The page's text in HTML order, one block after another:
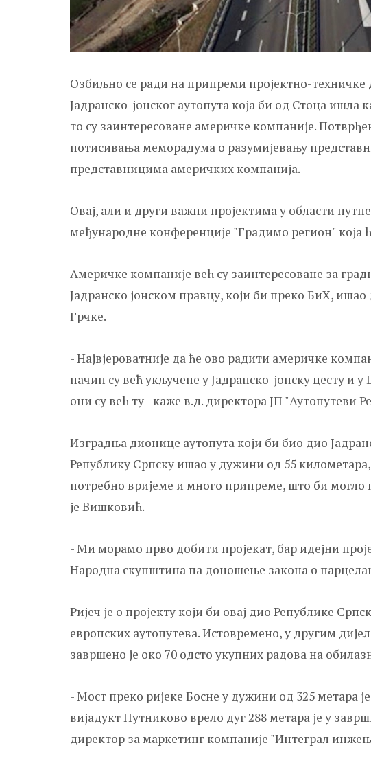
Озбиљно се ради на припреми пројектно-
Јадранско-јонског аутопута која би од Стоца
то су заинтересоване америчке компаније.
потисивања меморадума о разумијевању
представницима америчких компанија.
Овај, али и други важни пројектима у области
међународне конференције "Градимо регион" која
Америчке компаније већ су заинтересоване за
Јадранско јонском правцу, који би преко БиХ,
Грчке.
- Највјероватније да ће ово радити америчке
начин су већ укључене у Јадранско-јонску цесту и
они су већ ту - каже в.д. директора ЈП "Аутопутеви
Изградња дионице аутопута који би био дио
Републику Српску ишао у дужини од 55 километара,
потребно вријеме и много припреме, што би могло
је Вишковић.
- Ми морамо прво добити пројекат, бар идејни
Народна скупштина па доношење закона о
Ријеч је о пројекту који би овај дио Републике
европских аутопутева. Истовремено, у другим
завршено је око 70 одсто укупних радова на
- Мост преко ријеке Босне у дужини од 325 метара
вијадукт Путниково врело дуг 288 метара је у
директор за маркетинг компаније "Интеграл